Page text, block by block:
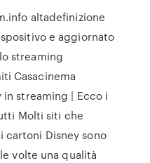
altadefinizione
e aggiornato
streaming
Casacinema
streaming | Ecco i
Molti siti che
cartoni Disney sono
volte una qualità